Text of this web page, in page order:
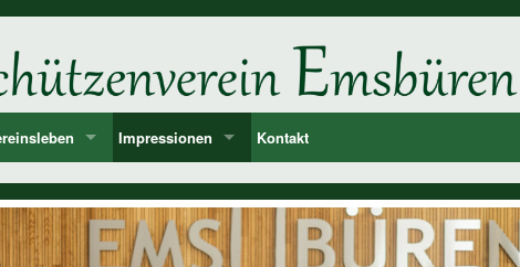
Feste und Veranstaltungen
- Lieder - passende Worte PANIK-Orchester
Impressionen
2026
2025
Kontakt